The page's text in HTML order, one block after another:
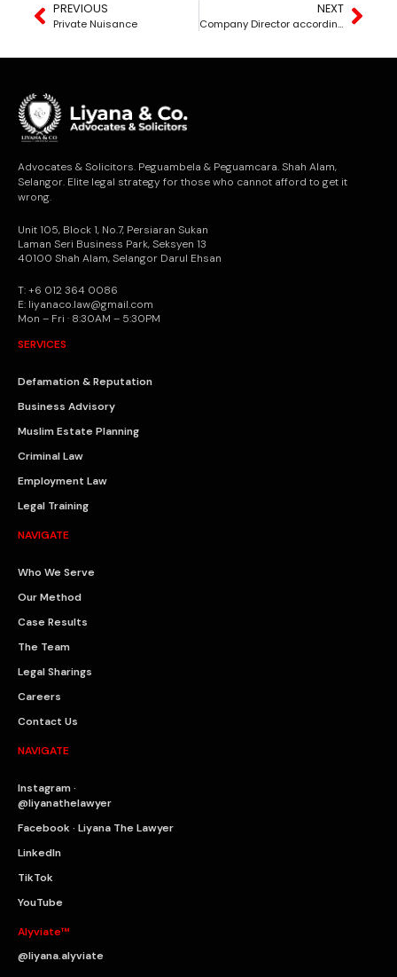
PREVIOUS
Private Nuisance
NEXT
Company Director according to the Companies Act 2016.
Advocates & Solicitors. Peguambela & Peguamcara. Shah Alam,
Selangor. Elite legal strategy for those who cannot afford to get it
wrong.
Unit 105, Block 1, No.7, Persiaran Sukan
Laman Seri Business Park, Seksyen 13
40100 Shah Alam, Selangor Darul Ehsan
T: +6 012 364 0086
E: liyanaco.law@gmail.com
Mon – Fri · 8:30AM – 5:30PM
SERVICES
Defamation & Reputation
Business Advisory
Muslim Estate Planning
Criminal Law
Employment Law
Legal Training
NAVIGATE
Who We Serve
Our Method
Case Results
The Team
Legal Sharings
Careers
Contact Us
NAVIGATE
Instagram ·
@liyanathelawyer
Facebook · Liyana The Lawyer
LinkedIn
TikTok
YouTube
Alyviate™
@liyana.alyviate